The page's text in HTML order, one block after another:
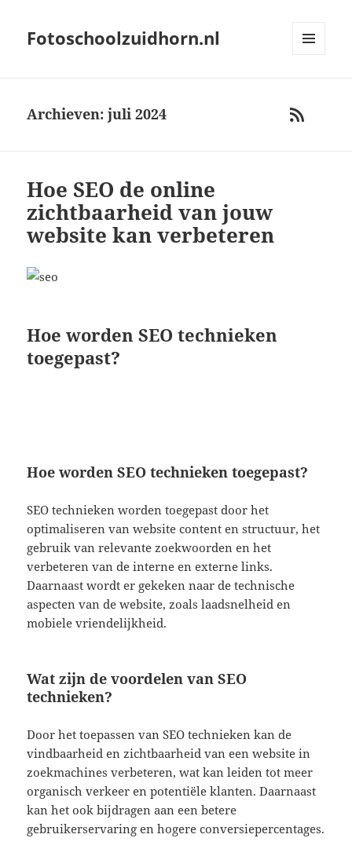
Fotoschoolzuidhorn.nl
RSS
Archieven: juli 2024
Hoe SEO de online
zichtbaarheid van jouw
website kan verbeteren
Hoe worden SEO technieken
toegepast?
Hoe worden SEO technieken toegepast?
SEO technieken worden toegepast door het
optimaliseren van website content en structuur, het
gebruik van relevante zoekwoorden en het
verbeteren van de interne en externe links.
Daarnaast wordt er gekeken naar de technische
aspecten van de website, zoals laadsnelheid en
mobiele vriendelijkheid.
Wat zijn de voordelen van SEO
technieken?
Door het toepassen van SEO technieken kan de
vindbaarheid en zichtbaarheid van een website in
zoekmachines verbeteren, wat kan leiden tot meer
organisch verkeer en potentiële klanten. Daarnaast
kan het ook bijdragen aan een betere
gebruikerservaring en hogere conversiepercentages.